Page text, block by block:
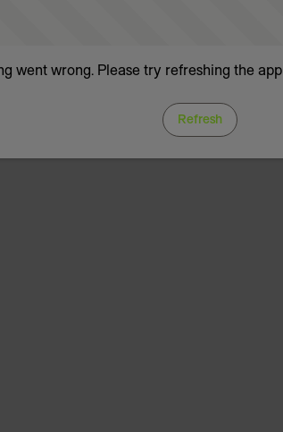
went wrong. Please try refreshing the app
Refresh